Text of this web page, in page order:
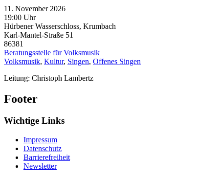
11. November 2026
19:00 Uhr
Hürbener Wasserschloss, Krumbach
Karl-Mantel-Straße 51
86381
Beratungsstelle für Volksmusik
Volksmusik, Kultur, Singen, Offenes Singen
Leitung: Christoph Lambertz
Footer
Wichtige Links
Impressum
Datenschutz
Barrierefreiheit
Newsletter